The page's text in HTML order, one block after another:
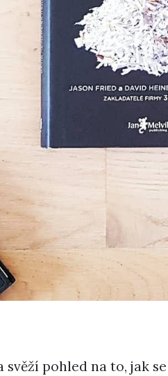
svěží pohled na to, jak